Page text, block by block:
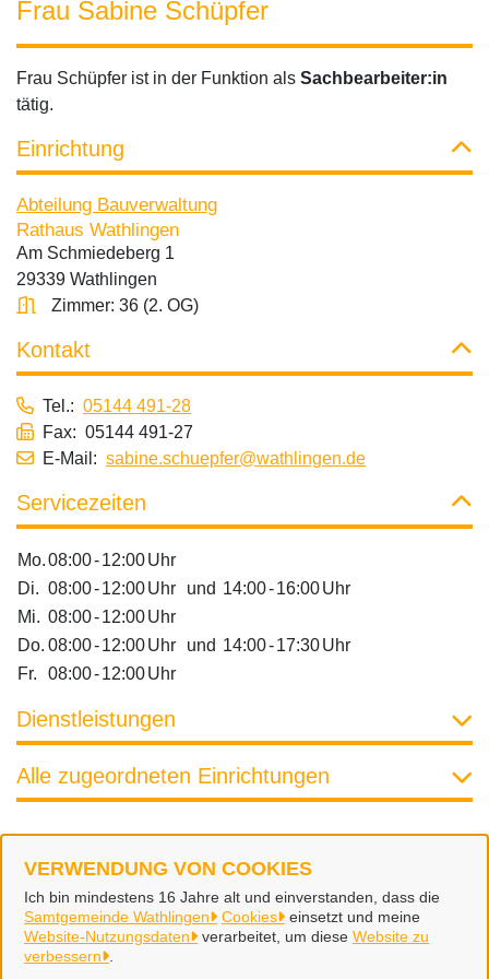
VERWENDUNG VON COOKIES
Ich bin mindestens 16 Jahre alt und einverstanden, dass die
Samtgemeinde Wathlingen
Cookies
einsetzt und meine
Website-Nutzungsdaten
verarbeitet, um diese Website zu
verbessern
Frau Sabine Schüpfer
Frau Schüpfer ist in der Funktion als Sachbearbeiter:in
tätig.
Einrichtung
Abteilung Bauverwaltung
Rathaus Wathlingen
Am Schmiedeberg 1
29339 Wathlingen
Zimmer: 36 (2. OG)
Kontakt
Tel.: 05144 491-28
Fax: 05144 491-27
E-Mail: sabine.schuepfer@wathlingen.de
Servicezeiten
Mo.08:00-12:00Uhr
Di. 08:00-12:00Uhr und 14:00-16:00Uhr
Mi. 08:00-12:00Uhr
Do. 08:00-12:00Uhr und 14:00-17:30Uhr
Fr.
08:00-12:00Uhr
Dienstleistungen
Alle zugeordneten Einrichtungen
Samtgemeinde Wathlingen
Alle Rechte vorbehalten